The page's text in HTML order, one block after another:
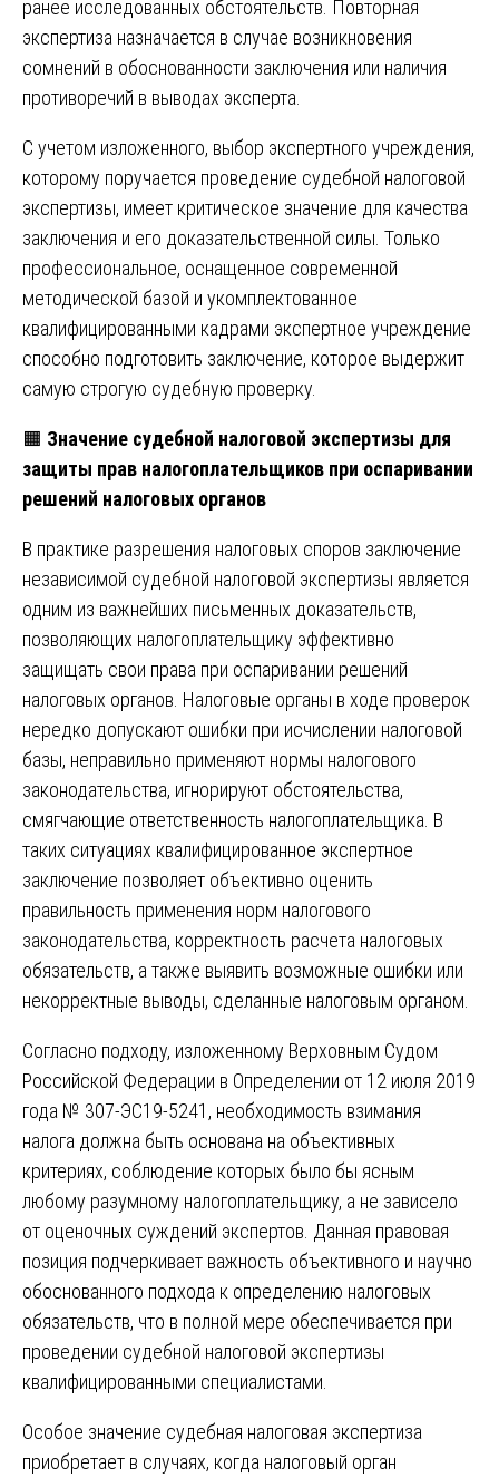
ранее исследованных обстоятельств. Повторная
экспертиза назначается в случае возникновения
сомнений в обоснованности заключения или наличия
противоречий в выводах эксперта.
С учетом изложенного, выбор экспертного учреждения,
которому поручается проведение судебной налоговой
экспертизы, имеет критическое значение для качества
заключения и его доказательственной силы. Только
профессиональное, оснащенное современной
методической базой и укомплектованное
квалифицированными кадрами экспертное учреждение
способно подготовить заключение, которое выдержит
самую строгую судебную проверку.
🟧 Значение судебной налоговой экспертизы для
защиты прав налогоплательщиков при оспаривании
решений налоговых органов
В практике разрешения налоговых споров заключение
независимой судебной налоговой экспертизы является
одним из важнейших письменных доказательств,
позволяющих налогоплательщику эффективно
защищать свои права при оспаривании решений
налоговых органов. Налоговые органы в ходе проверок
нередко допускают ошибки при исчислении налоговой
базы, неправильно применяют нормы налогового
законодательства, игнорируют обстоятельства,
смягчающие ответственность налогоплательщика. В
таких ситуациях квалифицированное экспертное
заключение позволяет объективно оценить
правильность применения норм налогового
законодательства, корректность расчета налоговых
обязательств, а также выявить возможные ошибки или
некорректные выводы, сделанные налоговым органом.
Согласно подходу, изложенному Верховным Судом
Российской Федерации в Определении от 12 июля 2019
года № 307-ЭС19-5241, необходимость взимания
налога должна быть основана на объективных
критериях, соблюдение которых было бы ясным
любому разумному налогоплательщику, а не зависело
от оценочных суждений экспертов. Данная правовая
позиция подчеркивает важность объективного и научно
обоснованного подхода к определению налоговых
обязательств, что в полной мере обеспечивается при
проведении судебной налоговой экспертизы
квалифицированными специалистами.
Особое значение судебная налоговая экспертиза
приобретает в случаях, когда налоговый орган